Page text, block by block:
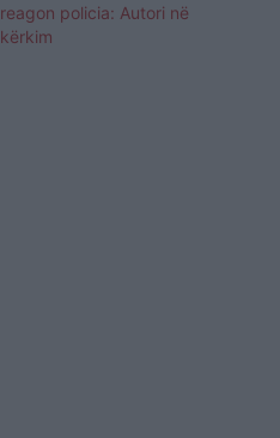
reagon policia: Autori në
kërkim